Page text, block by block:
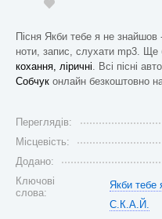
Пісня Якби тебе я не знайшов
ноти, запис, слухати mp3. Ще
кохання, ліричні. Всі пісні
Собчук онлайн безкоштовно
Переглядів:
Місцевість:
Додано:
Ключові
слова:
Якби тебе
С.К.А.Й.